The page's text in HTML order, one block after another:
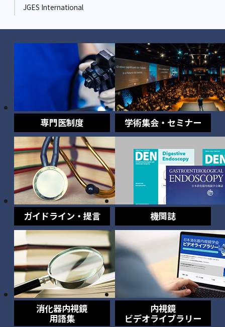
JGES International
専門医制度 学術集会・セミナー
ガイドライン・提言 機関誌
消化器内視鏡
用語集
内視鏡
ビデオライブラリー